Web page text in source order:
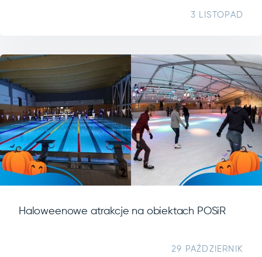
3 LISTOPAD
Haloweenowe atrakcje na obiektach POSiR
29 PAŹDZIERNIK